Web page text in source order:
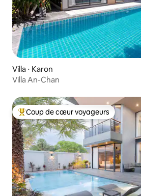
Villa ⋅ Karon
Villa An-Chan
Coups de cœur voyageurs les plus
Coup de cœur voyageurs